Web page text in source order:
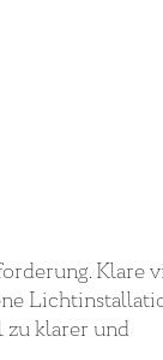
Klare
zu klarer und